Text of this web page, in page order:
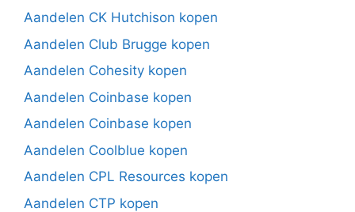
Aandelen CK Hutchison kopen
Aandelen Club Brugge kopen
Aandelen Cohesity kopen
Aandelen Coinbase kopen
Aandelen Coinbase kopen
Aandelen Coolblue kopen
Aandelen CPL Resources kopen
Aandelen CTP kopen